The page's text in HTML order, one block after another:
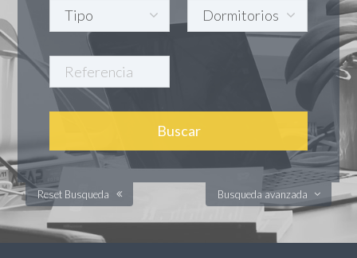
Busqueda avanzada
Reset Busqueda